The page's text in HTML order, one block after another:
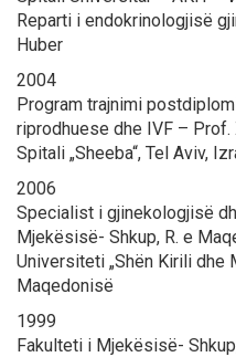
Reparti i endokrinologjisë
Huber
2004
Program trajnimi
riprodhuese dhe IVF – Prof.
Spitali „Sheeba“, Tel Aviv,
2006
Specialist i gjinekologjisë
Mjekësisë- Shkup, R. e
Universiteti „Shën Kirili dhe
Maqedonisë
1999
Fakulteti i Mjekësisë-